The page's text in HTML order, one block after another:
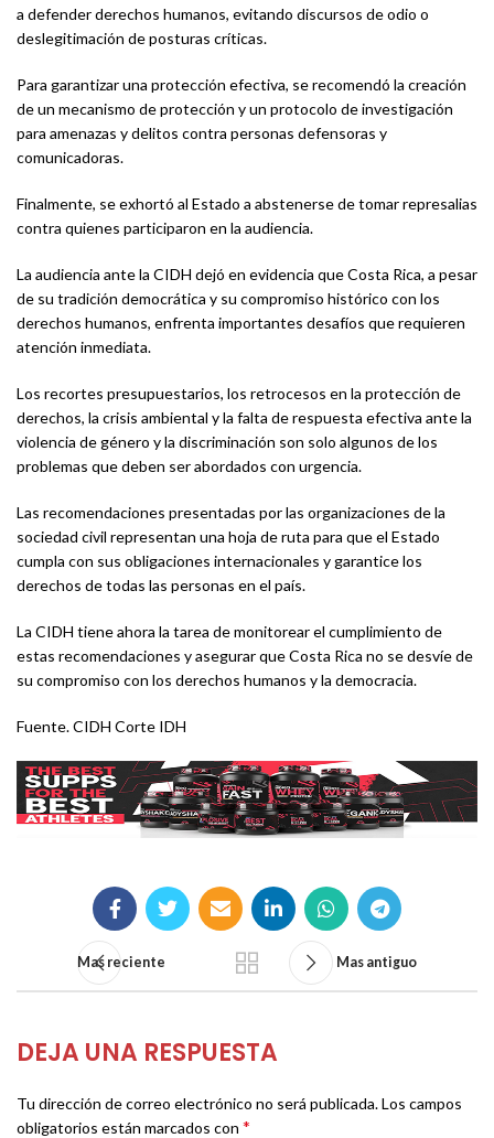
a defender derechos humanos, evitando discursos de odio o
deslegitimación de posturas críticas.
Para garantizar una protección efectiva, se recomendó la creación
de un mecanismo de protección y un protocolo de investigación
para amenazas y delitos contra personas defensoras y
comunicadoras.
Finalmente, se exhortó al Estado a abstenerse de tomar represalias
contra quienes participaron en la audiencia.
La audiencia ante la CIDH dejó en evidencia que Costa Rica, a pesar
de su tradición democrática y su compromiso histórico con los
derechos humanos, enfrenta importantes desafíos que requieren
atención inmediata.
Los recortes presupuestarios, los retrocesos en la protección de
derechos, la crisis ambiental y la falta de respuesta efectiva ante la
violencia de género y la discriminación son solo algunos de los
problemas que deben ser abordados con urgencia.
Las recomendaciones presentadas por las organizaciones de la
sociedad civil representan una hoja de ruta para que el Estado
cumpla con sus obligaciones internacionales y garantice los
derechos de todas las personas en el país.
La CIDH tiene ahora la tarea de monitorear el cumplimiento de
estas recomendaciones y asegurar que Costa Rica no se desvíe de
su compromiso con los derechos humanos y la democracia.
Fuente. CIDH Corte IDH
Mas reciente Mas antiguo
DEJA UNA RESPUESTA
Tu dirección de correo electrónico no será publicada.Los campos
obligatorios están marcados con *